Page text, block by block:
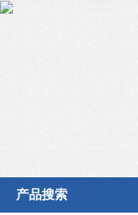
产品搜索